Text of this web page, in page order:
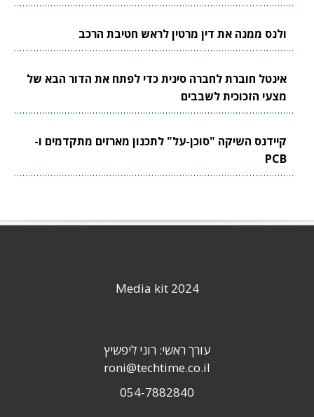
ולנס ממנה את דין מרטין לראש חטיבת הרכב
אינטל חוברת לחברה סינית כדי לפתח את הדור הבא של
מצעי הזכוכית לשבבים
קיידנס השיקה "סוכן-על" לתכנון מארזים מתקדמים ו-
PCB
Media kit 2024
עורך ראשי: רוני ליפשיץ
roni@techtime.co.il
054-7882840